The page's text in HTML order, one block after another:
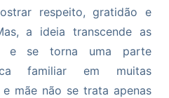
respeito, gratidão e
a ideia transcende as
e se torna uma parte
familiar em muitas
mãe não se trata apenas